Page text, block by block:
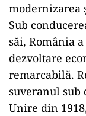
modernizarea
Sub
săi, România
dezvoltare
remarcabilă.
suveranul sub
Unire din